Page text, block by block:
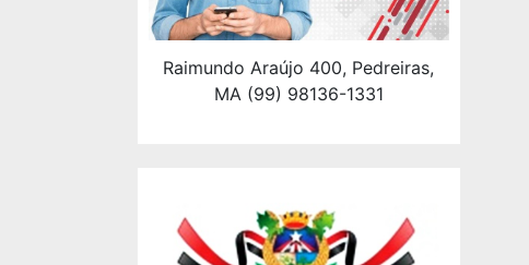
Raimundo Araújo 400, Pedreiras,
MA (99) 98136-1331